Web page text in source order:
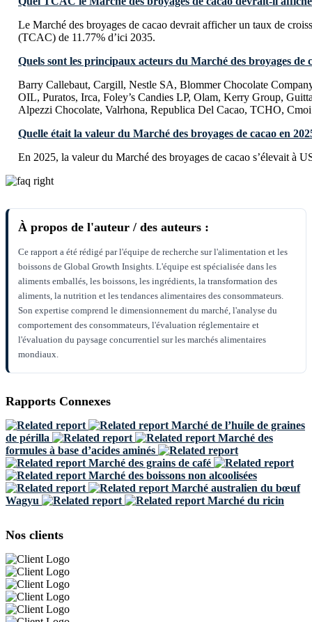
Le Marché des broyages de cacao devrait afficher un taux de
(TCAC) de 11.77% d’ici 2035.
Quels sont les principaux acteurs du Marché des broyages de
Barry Callebaut, Cargill, Nestle SA, Blommer Chocolate
OIL, Puratos, Irca, Foley’s Candies LP, Olam, Kerry Group,
Alpezzi Chocolate, Valrhona, Republica Del Cacao, TCHO, Cmoi
Quelle était la valeur du Marché des broyages de cacao en
En 2025, la valeur du Marché des broyages de cacao s’élevait à
À propos de l'auteur / des auteurs :
Ce rapport a été rédigé par l'équipe de recherche sur l'alimentation et les
boissons de Global Growth Insights. L'équipe est spécialisée dans les
aliments emballés, les boissons, les ingrédients, la transformation des
aliments, la nutrition et les tendances alimentaires des consommateurs.
Son expertise comprend le dimensionnement du marché, l'analyse du
comportement des consommateurs, l'évaluation réglementaire et
l'évaluation du paysage concurrentiel sur les marchés alimentaires
mondiaux.
Rapports Connexes
Marché de l’huile de graines
de périlla
Marché des
formules à base d’acides aminés
Marché des grains de café
Marché des boissons non alcoolisées
Marché australien du bœuf
Wagyu
Marché du ricin
Nos clients